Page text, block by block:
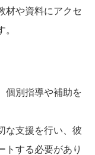
材や資料にアクセ
個別指導や補助を
な支援を行い、彼
トする必要があり